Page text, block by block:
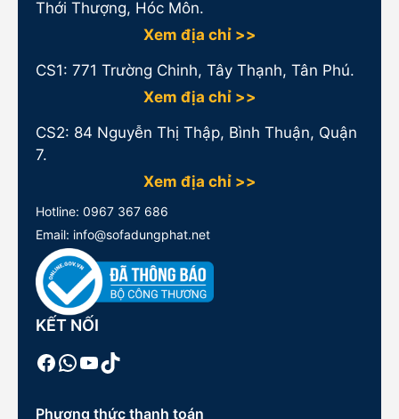
Thới Thượng, Hóc Môn.
Xem địa chỉ >>
CS1: 771 Trường Chinh, Tây Thạnh, Tân Phú.
Xem địa chỉ >>
CS2: 84 Nguyễn Thị Thập, Bình Thuận, Quận
7.
Xem địa chỉ >>
Hotline: 0967 367 686
Email: info@sofadungphat.net
KẾT NỐI
Facebook
WhatsApp
Youtube
TikTok
Phương thức thanh toán